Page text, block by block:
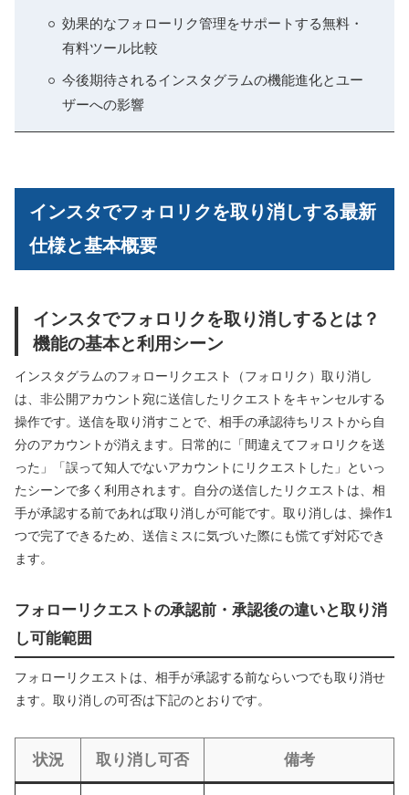
効果的なフォローリク管理をサポートする無料・
有料ツール比較
今後期待されるインスタグラムの機能進化とユー
ザーへの影響
インスタでフォロリクを取り消しする最新
仕様と基本概要
インスタでフォロリクを取り消しするとは？
機能の基本と利用シーン
インスタグラムのフォローリクエスト（フォロリク）取り消し
は、非公開アカウント宛に送信したリクエストをキャンセルする
操作です。送信を取り消すことで、相手の承認待ちリストから自
分のアカウントが消えます。日常的に「間違えてフォロリクを送
った」「誤って知人でないアカウントにリクエストした」といっ
たシーンで多く利用されます。自分の送信したリクエストは、相
手が承認する前であれば取り消しが可能です。取り消しは、操作1
つで完了できるため、送信ミスに気づいた際にも慌てず対応でき
ます。
フォローリクエストの承認前・承認後の違いと取り消
し可能範囲
フォローリクエストは、相手が承認する前ならいつでも取り消せ
ます。取り消しの可否は下記のとおりです。
状況 取り消し可否 備考